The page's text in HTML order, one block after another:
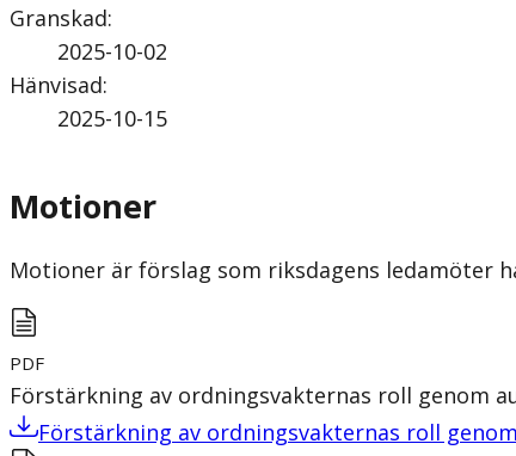
Granskad:
2025-10-02
Hänvisad:
2025-10-15
Motioner
Motioner är förslag som riksdagens ledamöter
PDF
Förstärkning av ordningsvakternas roll genom
Förstärkning av ordningsvakternas roll